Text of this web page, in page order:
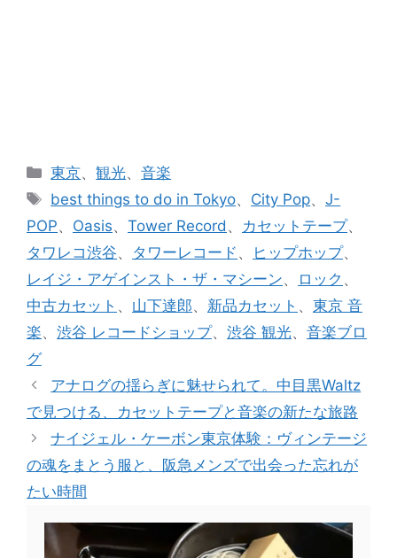
カ
テ
リ
ー
東京、観光、音楽
タ
グ
best things to do in Tokyo、 City Pop、J-
POP、 Oasis、 Tower Record 、 カセットテープ、
タワレコ渋谷、 タワーレコード 、 ヒップホップ、
レイジ・アゲインスト・ザ・マシーン、 ロック 、
中古カセット 、 山下達郎、 新品カセット 、 東京 音
楽、 渋谷 レコードショップ、 渋谷 観光、 音楽ブロ
グ
アナログの揺らぎに魅せられて。中目黒Waltz
で見つける、カセットテープと音楽の新たな旅路
ナイジェル・ケーボン東京体験：ヴィンテージ
の魂をまとう服と、阪急メンズで出会った忘れが
たい時間